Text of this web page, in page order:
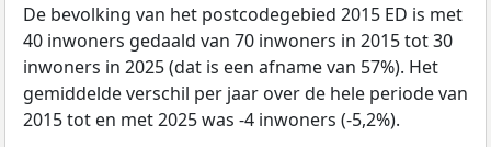
De bevolking van het postcodegebied 2015 ED is met
40 inwoners gedaald van 70 inwoners in 2015 tot 30
inwoners in 2025 (dat is een afname van 57%). Het
gemiddelde verschil per jaar over de hele periode van
2015 tot en met 2025 was -4 inwoners (-5,2%).